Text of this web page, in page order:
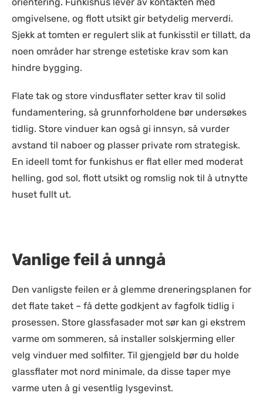
omgivelsene, og flott utsikt gir betydelig merverdi.
Sjekk at tomten er regulert slik at funkisstil er tillatt, da
noen områder har strenge estetiske krav som kan
hindre bygging.
Flate tak og store vindusflater setter krav til solid
fundamentering, så grunnforholdene bør undersøkes
tidlig. Store vinduer kan også gi innsyn, så vurder
avstand til naboer og plasser private rom strategisk.
En ideell tomt for funkishus er flat eller med moderat
helling, god sol, flott utsikt og romslig nok til å utnytte
huset fullt ut.
Vanlige feil å unngå
Den vanligste feilen er å glemme dreneringsplanen for
det flate taket – få dette godkjent av fagfolk tidlig i
prosessen. Store glassfasader mot sør kan gi ekstrem
varme om sommeren, så installer solskjerming eller
velg vinduer med solfilter. Til gjengjeld bør du holde
glassflater mot nord minimale, da disse taper mye
varme uten å gi vesentlig lysgevinst.